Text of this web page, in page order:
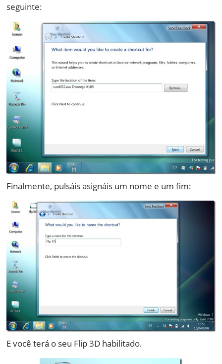
seguinte:
Finalmente, pulsáis asignáis um nome e um fim:
E você terá o seu Flip 3D habilitado.